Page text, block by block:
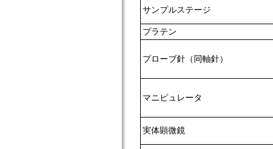
サンプルステージ
プラテン
プローブ針（同軸針）
マニピュレータ
実体顕微鏡